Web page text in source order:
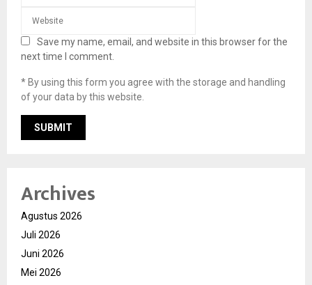
Save my name, email, and website in this browser for the
next time I comment.
* By using this form you agree with the storage and handling
of your data by this website.
Archives
Agustus 2026
Juli 2026
Juni 2026
Mei 2026